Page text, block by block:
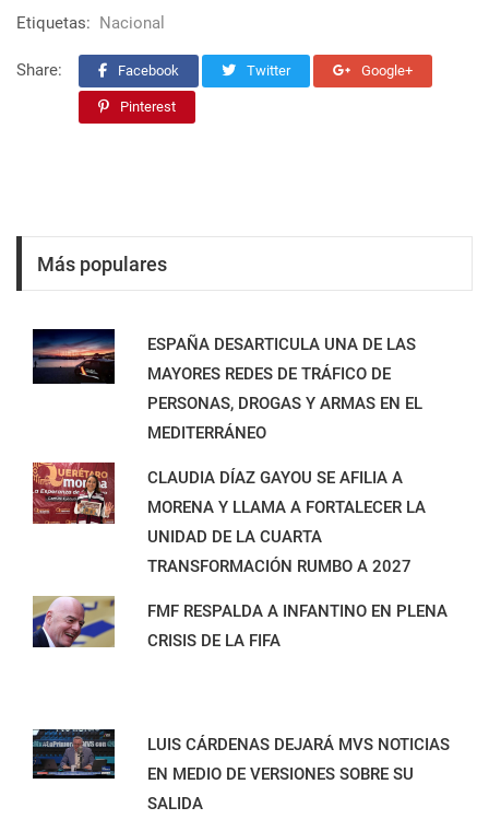
Etiquetas: Nacional
Share: Facebook Twitter Google+
Pinterest
Más populares
ESPAÑA DESARTICULA UNA DE LAS
MAYORES REDES DE TRÁFICO DE
PERSONAS, DROGAS Y ARMAS EN EL
MEDITERRÁNEO
CLAUDIA DÍAZ GAYOU SE AFILIA A
MORENA Y LLAMA A FORTALECER LA
UNIDAD DE LA CUARTA
TRANSFORMACIÓN RUMBO A 2027
FMF RESPALDA A INFANTINO EN PLENA
CRISIS DE LA FIFA
LUIS CÁRDENAS DEJARÁ MVS NOTICIAS
EN MEDIO DE VERSIONES SOBRE SU
SALIDA